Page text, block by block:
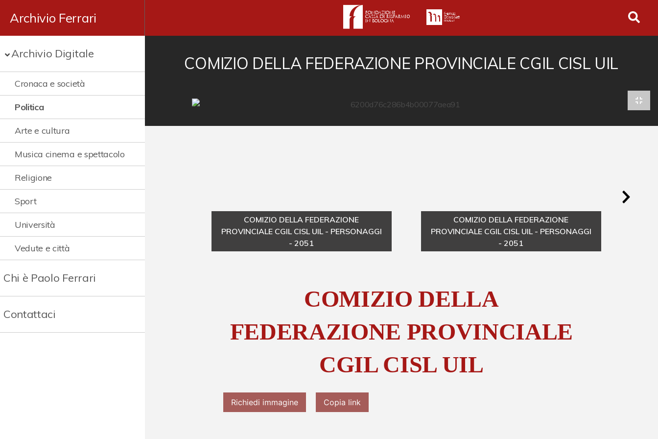
Archivio Ferrari
Archivio Digitale
Cronaca e società
Politica
Arte e cultura
Musica cinema e spettacolo
Religione
Sport
Università
Vedute e città
Chi è Paolo Ferrari
Contattaci
COMIZIO DELLA FEDERAZIONE PROVINCIALE CGIL CISL UIL
COMIZIO DELLA FEDERAZIONE
PROVINCIALE CGIL CISL UIL - PERSONAGGI
- 2051
COMIZIO DELLA FEDERAZIONE
PROVINCIALE CGIL CISL UIL - PERSONAGGI
- 2051
COMIZIO DELLA
FEDERAZIONE PROVINCIALE
CGIL CISL UIL
Richiedi immagine Copia link